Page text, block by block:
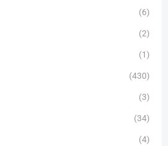
(6)
(2)
(1)
(430)
(3)
(34)
(4)